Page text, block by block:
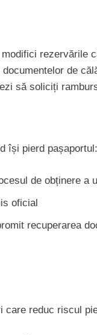
rezervările
de
să soliciți
își pierd pașaportul:
de obținere a
oficial
recuperarea
reduc riscul